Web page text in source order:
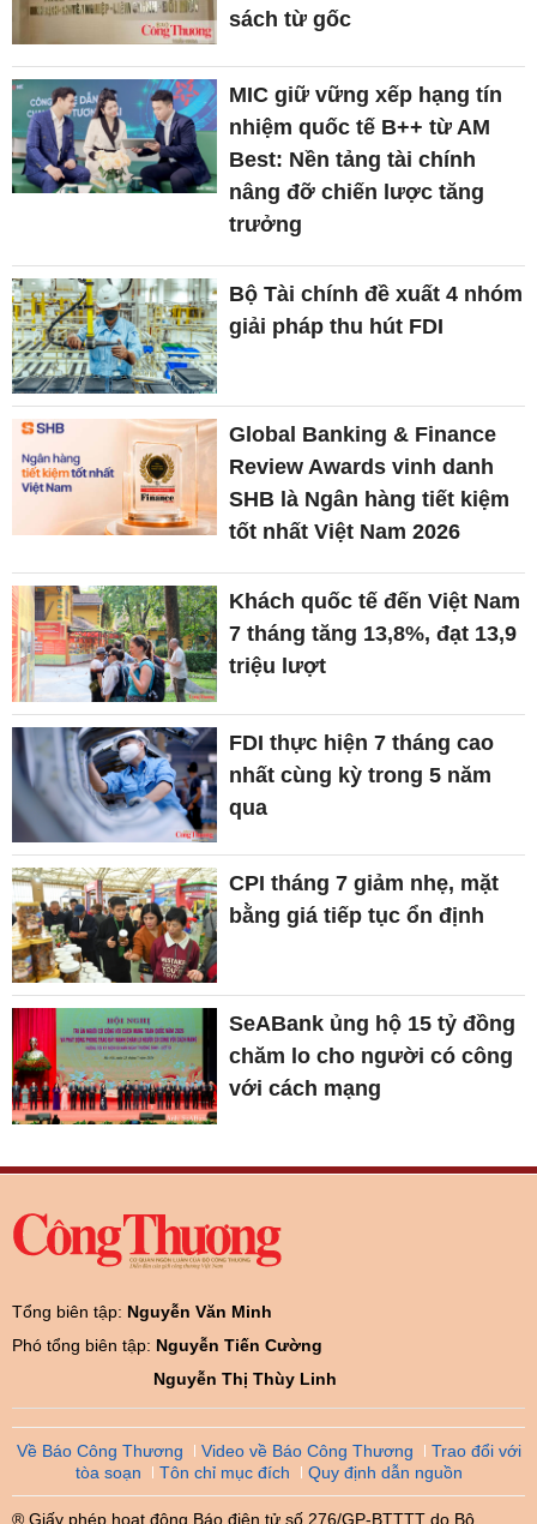
sách từ gốc
MIC giữ vững xếp hạng tín
nhiệm quốc tế B++ từ AM
Best: Nền tảng tài chính
nâng đỡ chiến lược tăng
trưởng
Bộ Tài chính đề xuất 4 nhóm
giải pháp thu hút FDI
Global Banking & Finance
Review Awards vinh danh
SHB là Ngân hàng tiết kiệm
tốt nhất Việt Nam 2026
Khách quốc tế đến Việt Nam
7 tháng tăng 13,8%, đạt 13,9
triệu lượt
FDI thực hiện 7 tháng cao
nhất cùng kỳ trong 5 năm
qua
CPI tháng 7 giảm nhẹ, mặt
bằng giá tiếp tục ổn định
SeABank ủng hộ 15 tỷ đồng
chăm lo cho người có công
với cách mạng
Tổng biên tập: Nguyễn Văn Minh
Phó tổng biên tập: Nguyễn Tiến Cường
Nguyễn Thị Thùy Linh
Về Báo Công Thương Video về Báo Công Thương
Trao đổi với
tòa soạn
Tôn chỉ mục đích Quy định dẫn nguồn
® Giấy phép hoạt động Báo điện tử số 276/GP-BTTTT do Bộ